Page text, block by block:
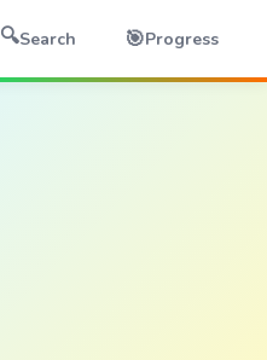
🔍Search 🎯Progress